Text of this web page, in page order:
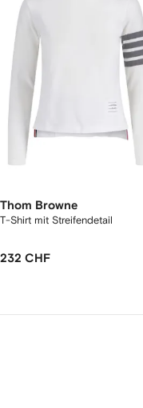
Thom Browne
T-Shirt mit Streifendetail
232 CHF